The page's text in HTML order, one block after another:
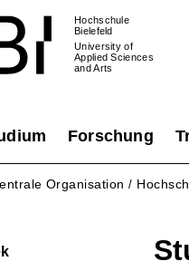
Hochschule
Bielefeld
University of
Applied Sciences
and Arts
Forschung
Organisation /